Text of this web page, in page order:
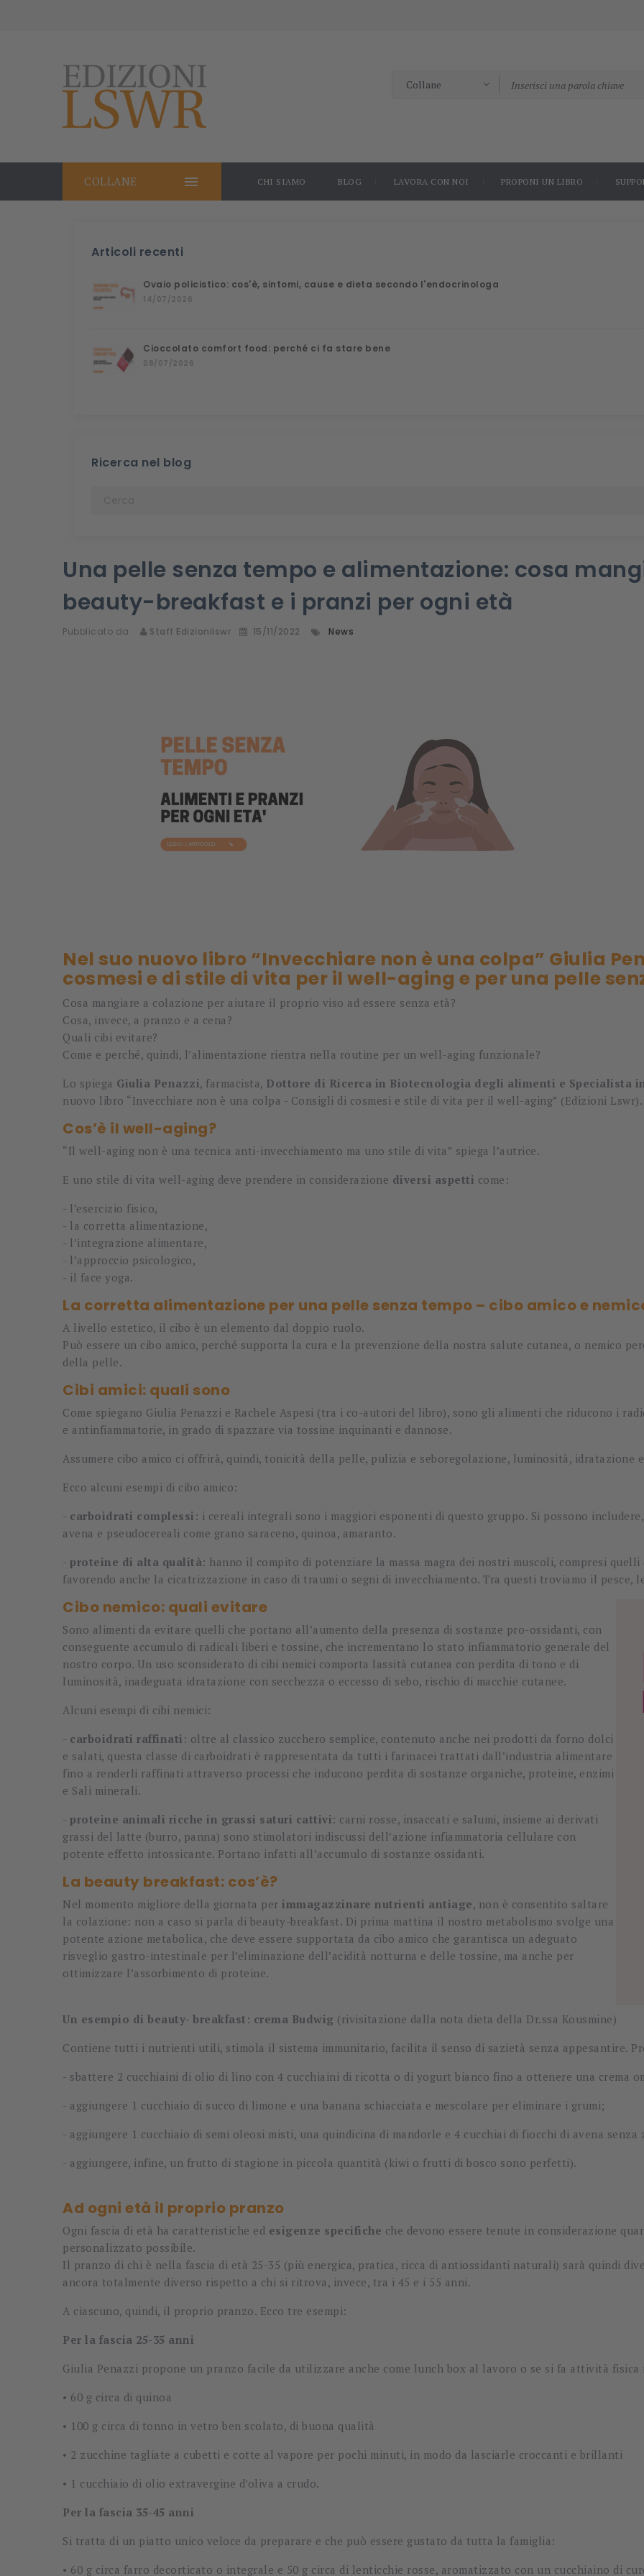

COLLANE CHI SIAMO BLOG LAVORA CON NOI PROPONI UN LIBRO
Articoli recenti
Ovaio policistico: cos'è, sintomi, cause e dieta secondo l'endocrinologa
14/07/2026
Cioccolato comfort food: perché ci fa stare bene
08/07/2026
Ricerca nel blog
Una pelle senza tempo e alimentazione: cosa
beauty-breakfast e i pranzi per ogni età
Pubblicato da Staff Edizionilswr 15/11/2022 News
Nel suo nuovo libro “Invecchiare non è una colpa” Giulia
cosmesi e di stile di vita per il well-aging e per una pelle
Cosa mangiare a colazione per aiutare il proprio viso ad essere senza età?
Cosa, invece, a pranzo e a cena?
Quali cibi evitare?
Come e perché, quindi, l’alimentazione rientra nella routine per un well-aging funzionale?
Lo spiega Giulia Penazzi, farmacista, Dottore di Ricerca in Biotecnologia degli alimenti e Specialista
nuovo libro “Invecchiare non è una colpa - Consigli di cosmesi e stile di vita per il well-aging” (Edizioni Lswr).
Cos’è il well-aging?
“Il well-aging non è una tecnica anti-invecchiamento ma uno stile di vita” spiega l’autrice.
E uno stile di vita well-aging deve prendere in considerazione diversi aspetti come:
- l’esercizio fisico,
- la corretta alimentazione,
- l’integrazione alimentare,
- l’approccio psicologico,
- il face yoga.
La corretta alimentazione per una pelle senza tempo – cibo amico e
A livello estetico, il cibo è un elemento dal doppio ruolo.
Può essere un cibo amico, perché supporta la cura e la prevenzione della nostra salute cutanea, o nemico
della pelle.
Cibi amici: quali sono
Come spiegano Giulia Penazzi e Rachele Aspesi (tra i co-autori del libro), sono gli alimenti che riducono i
e antinfiammatorie, in grado di spazzare via tossine inquinanti e dannose.
Assumere cibo amico ci offrirà, quindi, tonicità della pelle, pulizia e seboregolazione, luminosità, idratazione
Ecco alcuni esempi di cibo amico:
- carboidrati complessi : i cereali integrali sono i maggiori esponenti di questo gruppo. Si possono
avena e pseudocereali come grano saraceno, quinoa, amaranto.
- proteine di alta qualità: hanno il compito di potenziare la massa magra dei nostri muscoli, compresi
favorendo anche la cicatrizzazione in caso di traumi o segni di invecchiamento. Tra questi troviamo il pesce,
Cibo nemico: quali evitare
Sono alimenti da evitare quelli che portano all’aumento della presenza di sostanze pro-ossidanti, con
conseguente accumulo di radicali liberi e tossine, che incrementano lo stato infiammatorio generale del
nostro corpo. Un uso sconsiderato di cibi nemici comporta lassità cutanea con perdita di tono e di
luminosità, inadeguata idratazione con secchezza o eccesso di sebo, rischio di macchie cutanee.
Alcuni esempi di cibi nemici:
- carboidrati raffinati : oltre al classico zucchero semplice, contenuto anche nei prodotti da forno dolci
e salati, questa classe di carboidrati è rappresentata da tutti i farinacei trattati dall’industria alimentare
fino a renderli raffinati attraverso processi che inducono perdita di sostanze organiche, proteine, enzimi
e Sali minerali.
- proteine animali ricche in grassi saturi cattivi: carni rosse, insaccati e salumi, insieme ai derivati
grassi del latte (burro, panna) sono stimolatori indiscussi dell’azione infiammatoria cellulare con
potente effetto intossicante. Portano infatti all’accumulo di sostanze ossidanti.
La beauty breakfast: cos’è?
Nel momento migliore della giornata per immagazzinare nutrienti antiage, non è consentito saltare
la colazione: non a caso si parla di beauty-breakfast. Di prima mattina il nostro metabolismo svolge una
potente azione metabolica, che deve essere supportata da cibo amico che garantisca un adeguato
risveglio gastro-intestinale per l’eliminazione dell’acidità notturna e delle tossine, ma anche per
ottimizzare l’assorbimento di proteine.
Un esempio di beauty- breakfast: crema Budwig (rivisitazione dalla nota dieta della Dr.ssa Kousmine)
Contiene tutti i nutrienti utili, stimola il sistema immunitario, facilita il senso di sazietà senza appesantire.
- sbattere 2 cucchiaini di olio di lino con 4 cucchiaini di ricotta o di yogurt bianco fino a ottenere una crema
- aggiungere 1 cucchiaio di succo di limone e una banana schiacciata e mescolare per eliminare i grumi;
- aggiungere 1 cucchiaio di semi oleosi misti, una quindicina di mandorle e 4 cucchiai di fiocchi di avena senza
- aggiungere, infine, un frutto di stagione in piccola quantità (kiwi o frutti di bosco sono perfetti).
Ad ogni età il proprio pranzo
Ogni fascia di età ha caratteristiche ed esigenze specifiche che devono essere tenute in considerazione
personalizzato possibile.
Il pranzo di chi è nella fascia di età 25-35 (più energica, pratica, ricca di antiossidanti naturali) sarà quindi
ancora totalmente diverso rispetto a chi si ritrova, invece, tra i 45 e i 55 anni.
A ciascuno, quindi, il proprio pranzo. Ecco tre esempi:
Per la fascia 25-35 anni
Giulia Penazzi propone un pranzo facile da utilizzare anche come lunch box al lavoro o se si fa attività fisica
• 60 g circa di quinoa
• 100 g circa di tonno in vetro ben scolato, di buona qualità
• 2 zucchine tagliate a cubetti e cotte al vapore per pochi minuti, in modo da lasciarle croccanti e brillanti
• 1 cucchiaio di olio extravergine d’oliva a crudo.
Per la fascia 35-45 anni
Si tratta di un piatto unico veloce da preparare e che può essere gustato da tutta la famiglia:
• 60 g circa farro decorticato o integrale e 50 g circa di lenticchie rosse, aromatizzato con un cucchiaino di